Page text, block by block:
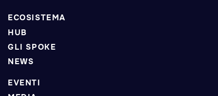
ECOSISTEMA
HUB
GLI SPOKE
NEWS
EVENTI